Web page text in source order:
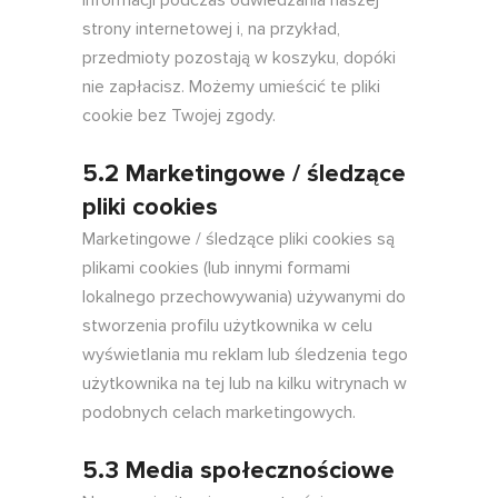
strony internetowej i, na przykład,
przedmioty pozostają w koszyku, dopóki
nie zapłacisz. Możemy umieścić te pliki
cookie bez Twojej zgody.
5.2 Marketingowe / śledzące
pliki cookies
Marketingowe / śledzące pliki cookies są
plikami cookies (lub innymi formami
lokalnego przechowywania) używanymi do
stworzenia profilu użytkownika w celu
wyświetlania mu reklam lub śledzenia tego
użytkownika na tej lub na kilku witrynach w
podobnych celach marketingowych.
5.3 Media społecznościowe